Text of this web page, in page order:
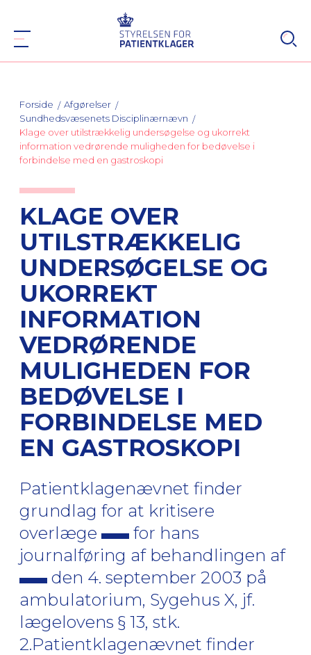
Forside
Afgørelser
Sundhedsvæsenets Disciplinærnævn
Klage over utilstrækkelig undersøgelse og ukorrekt
information vedrørende muligheden for bedøvelse i
forbindelse med en gastroskopi
KLAGE OVER
UTILSTRÆKKELIG
UNDERSØGELSE OG
UKORREKT
INFORMATION
VEDRØRENDE
MULIGHEDEN FOR
BEDØVELSE I
FORBINDELSE MED
EN GASTROSKOPI
Patientklagenævnet finder
grundlag for at kritisere
overlæge
for hans
journalføring af behandlingen af
den 4. september 2003 på
ambulatorium, Sygehus X, jf.
lægelovens § 13, stk.
2.Patientklagenævnet finder